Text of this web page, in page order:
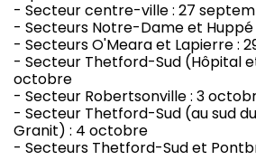
- Secteur centre-ville : 27
- Secteurs Notre-Dame et
- Secteurs O'Meara et Lapierre :
- Secteur Thetford-Sud (Hôpital
octobre
- Secteur Robertsonville : 3
- Secteur Thetford-Sud (au sud
Granit) : 4 octobre
- Secteurs Thetford-Sud et